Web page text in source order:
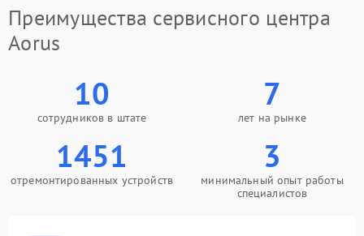
Преимущества сервисного центра
Aorus
10
сотрудников в штате
7
лет на рынке
1451
отремонтированных устройств
3
минимальный опыт работы
специалистов